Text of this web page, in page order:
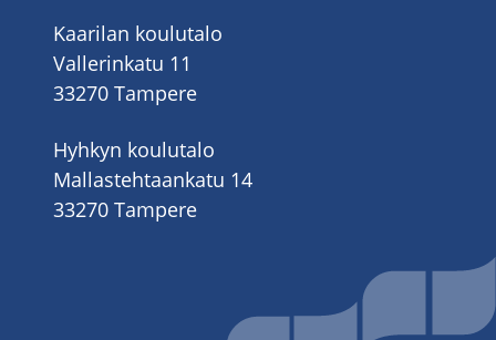
Kaarilan koulutalo
Vallerinkatu 11
33270 Tampere
Hyhkyn koulutalo
Mallastehtaankatu 14
33270 Tampere